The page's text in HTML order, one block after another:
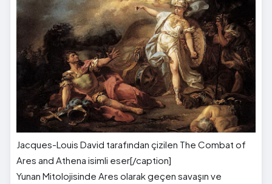
Jacques-Louis David tarafından çizilen The Combat of
Ares and Athena isimli eser[/caption]
Yunan Mitolojisinde Ares olarak geçen savaşın ve